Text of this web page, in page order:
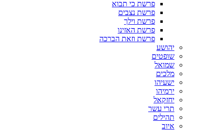
פרשת כי תבוא
פרשת נצבים
פרשת וילך
פרשת האזינו
פרשת וזאת הברכה
יהושע
שופטים
שמואל
מלכים
ישעיהו
ירמיהו
יחזקאל
תרי עשר
תהילים
איוב